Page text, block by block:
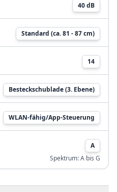
40 dB
Standard (ca. 81 - 87 cm)
14
Besteckschublade (3. Ebene)
WLAN-fähig/App-Steuerung
A
Spektrum:A bis G